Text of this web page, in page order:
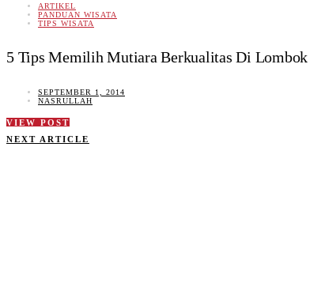
ARTIKEL
PANDUAN WISATA
TIPS WISATA
5 Tips Memilih Mutiara Berkualitas Di Lombok
SEPTEMBER 1, 2014
NASRULLAH
VIEW POST
NEXT ARTICLE